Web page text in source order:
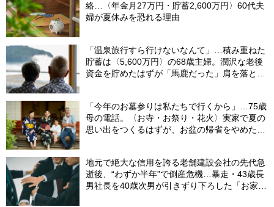
絡…〈年金月27万円・貯蓄2,600万円〉60代夫
婦が夏休みを恐れる理由
「温泉旅行すら行けないなんて」…積み重ねた
貯蓄は〈5,600万円〉の68歳主婦。潤沢な老後
資金を貯めたはずが「馬鹿だった」肩を落とす
「今年のお墓参りは私たちで行くから」…75歳
母の電話。〈お寺・お祭り・花火〉実家で夏の
思い出をつくるはずが、お盆の帰省をやめた理
地元で絶大な信用を誇る老舗建設会社の先代急
逝後、“わずか半年”で倒産危機…暴走・43歳長
男社長を40歳次男が引きずり下ろした「お家騒